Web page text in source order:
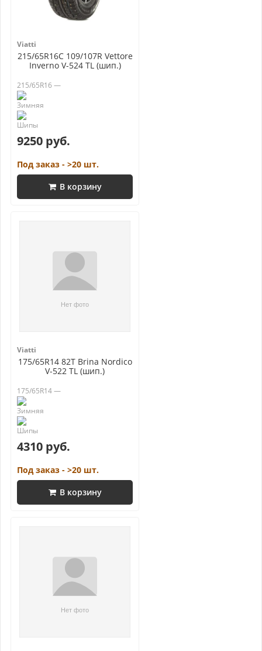
Viatti
215/65R16C 109/107R Vettore
Inverno V-524 TL (шип.)
215/65R16 —
9250 руб.
Под заказ - >20 шт.
В корзину
Viatti
175/65R14 82T Brina Nordico
V-522 TL (шип.)
175/65R14 —
4310 руб.
Под заказ - >20 шт.
В корзину